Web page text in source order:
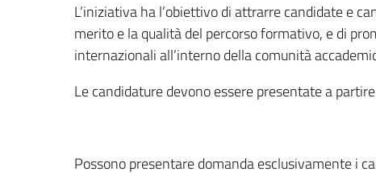
L’iniziativa ha l’obiettivo di attrarre candidate e
merito e la qualità del percorso formativo, e di
internazionali all’interno della comunità
Le candidature devono essere presentate a
Possono presentare domanda esclusivamente i